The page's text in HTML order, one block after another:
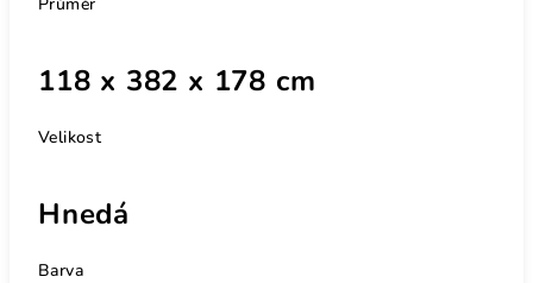
118 x 382 x 178 cm
Velikost
Hnedá
Barva